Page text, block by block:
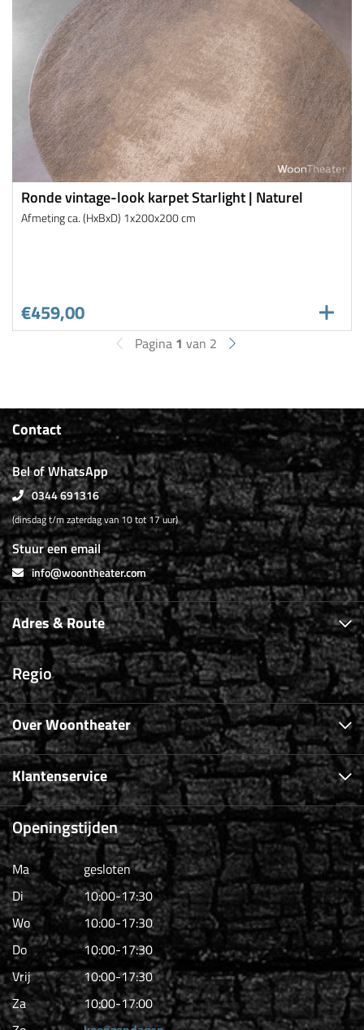
Ronde vintage-look karpet Starlight | Naturel
Afmeting ca. (HxBxD) 1x200x200 cm
€459,00
Pagina 1 van 2
Contact
Bel of WhatsApp
0344 691316
(dinsdag t/m zaterdag van 10 tot 17 uur)
Stuur een email
info@woontheater.com
Adres & Route
Regio
Over Woontheater
Klantenservice
Openingstijden
Ma
gesloten
Di
10:00-17:30
Wo
10:00-17:30
Do
10:00-17:30
Vrij
10:00-17:30
Za
10:00-17:00